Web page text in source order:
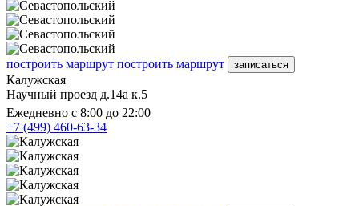
построить маршрут построить маршрут записаться
Калужская
Научный проезд д.14а к.5
Ежедневно с 8:00 до 22:00
+7 (499) 460-63-34